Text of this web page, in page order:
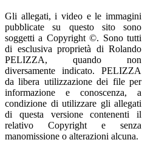
Gli allegati, i video e le immagini
pubblicate su questo sito sono
soggetti a Copyright ©. Sono tutti
di esclusiva proprietà di Rolando
PELIZZA, quando non
diversamente indicato. PELIZZA
da libera utilizzazione dei file per
informazione e conoscenza, a
condizione di utilizzare gli allegati
di questa versione contenenti il
relativo Copyright e senza
manomissione o alterazioni alcuna.